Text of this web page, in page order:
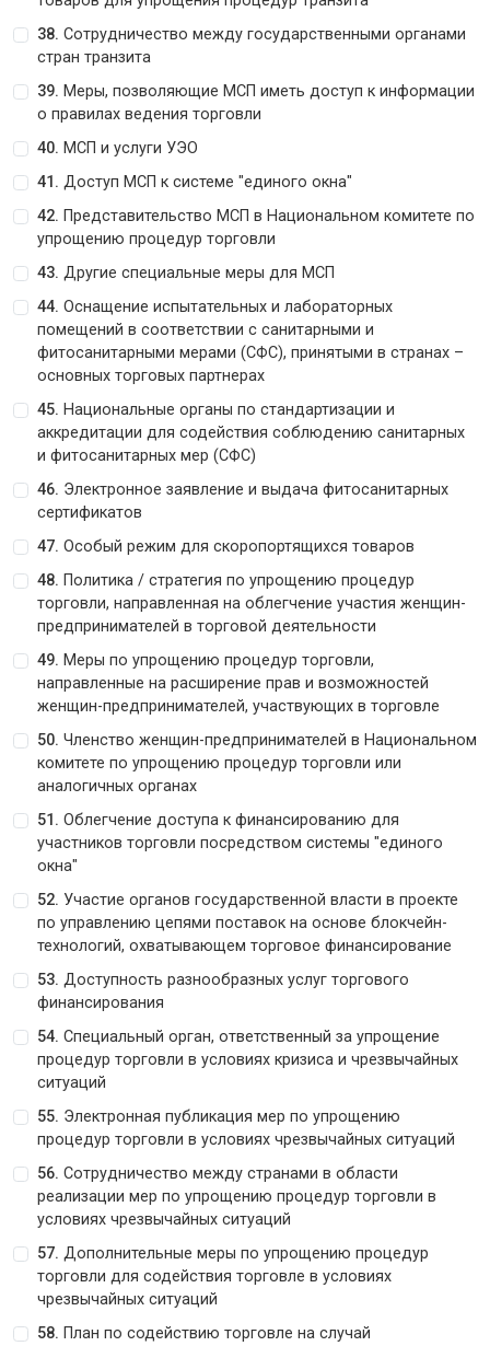
38. Сотрудничество между государственными органами
стран транзита
39. Меры, позволяющие МСП иметь доступ к информации
о правилах ведения торговли
40. МСП и услуги УЭО
41. Доступ МСП к системе "единого окна"
42. Представительство МСП в Национальном комитете по
упрощению процедур торговли
43. Другие специальные меры для МСП
44. Оснащение испытательных и лабораторных
помещений в соответствии с санитарными и
фитосанитарными мерами (СФС), принятыми в странах –
основных торговых партнерах
45. Национальные органы по стандартизации и
аккредитации для содействия соблюдению санитарных
и фитосанитарных мер (СФС)
46. Электронное заявление и выдача фитосанитарных
сертификатов
47. Особый режим для скоропортящихся товаров
48. Политика / стратегия по упрощению процедур
торговли, направленная на облегчение участия женщин-
предпринимателей в торговой деятельности
49. Меры по упрощению процедур торговли,
направленные на расширение прав и возможностей
женщин-предпринимателей, участвующих в торговле
50. Членство женщин-предпринимателей в Национальном
комитете по упрощению процедур торговли или
аналогичных органах
51. Облегчение доступа к финансированию для
участников торговли посредством системы "единого
окна"
52. Участие органов государственной власти в проекте
по управлению цепями поставок на основе блокчейн-
технологий, охватывающем торговое финансирование
53. Доступность разнообразных услуг торгового
финансирования
54. Специальный орган, ответственный за упрощение
процедур торговли в условиях кризиса и чрезвычайных
ситуаций
55. Электронная публикация мер по упрощению
процедур торговли в условиях чрезвычайных ситуаций
56. Сотрудничество между странами в области
реализации мер по упрощению процедур торговли в
условиях чрезвычайных ситуаций
57. Дополнительные меры по упрощению процедур
торговли для содействия торговле в условиях
чрезвычайных ситуаций
58. План по содействию торговле на случай